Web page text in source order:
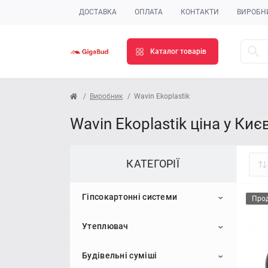
ДОСТАВКА ОПЛАТА КОНТАКТИ
Каталог товарів
Виробник Wavin Ekoplastik
Wavin Ekoplastik ціна у
КАТЕГОРІЇ
Гіпсокартонні системи
Гіпсокартон
Стельовий гіпсокартон
Профіль для гіпсокартону
Утеплювач
Пінопласт
Будівельні суміші